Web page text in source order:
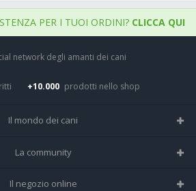
PER I TUOI ORDINI? CLICCA QUI
network degli amanti dei cani
+10.000 prodotti nello shop
Il mondo dei cani
Tutte le razze
La community
Home
Il negozio online